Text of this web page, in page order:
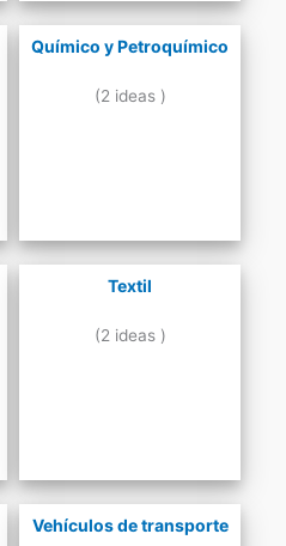
Químico y Petroquímico
(2 ideas )
Textil
(2 ideas )
Vehículos de transporte